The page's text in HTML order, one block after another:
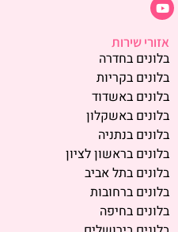
אזורי שירות
בלונים בחדרה
בלונים בקריות
בלונים באשדוד
בלונים באשקלון
בלונים בנתניה
בלונים בראשון לציון
בלונים בתל אביב
בלונים ברחובות
בלונים בחיפה